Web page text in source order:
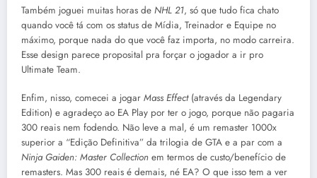
Também joguei muitas horas de NHL 21, só que tudo fica chato
quando você tá com os status de Mídia, Treinador e Equipe no
máximo, porque nada do que você faz importa, no modo carreira.
Esse design parece proposital pra forçar o jogador a ir pro
Ultimate Team.
Enfim, nisso, comecei a jogar Mass Effect(através da Legendary
Edition) e agradeço ao EA Play por ter o jogo, porque não pagaria
300 reais nem fodendo. Não leve a mal, é um remaster 1000x
superior a “Edição Definitiva” da trilogia de GTA e a par com a
Ninja Gaiden: Master Collection em termos de custo/benefício de
remasters. Mas 300 reais é demais, né EA? O que isso tem a ver